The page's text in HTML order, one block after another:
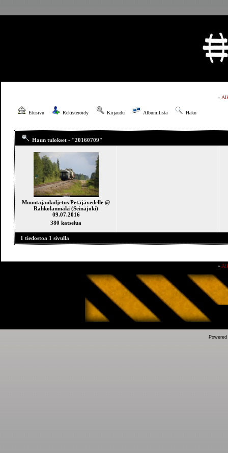
»
Etusivu Rekisteröidy Kirjaudu Albumilista Haku
Haun tulokset - "20160709"
Muuntajankuljetus Petäjävedelle @
Rahkolanmäki (Seinäjoki)
09.07.2016
380 katselua
1 tiedostoa 1 sivulla
»